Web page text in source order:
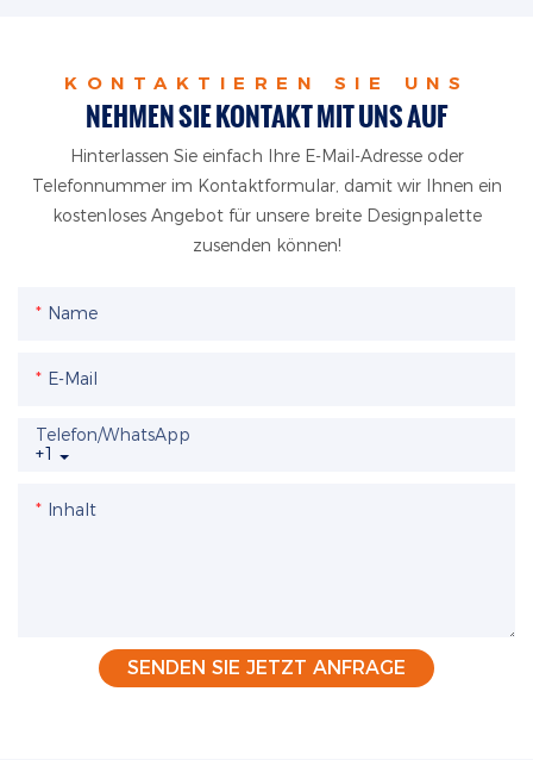
KONTAKTIEREN SIE UNS
NEHMEN SIE KONTAKT MIT UNS AUF
Hinterlassen Sie einfach Ihre E-Mail-Adresse oder
Telefonnummer im Kontaktformular, damit wir Ihnen ein
kostenloses Angebot für unsere breite Designpalette
zusenden können!
Name
E-Mail
+1
Telefon/WhatsApp
Inhalt
SENDEN SIE JETZT ANFRAGE